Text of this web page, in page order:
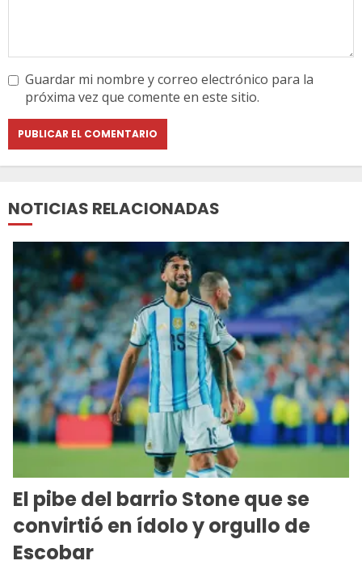
Guardar mi nombre y correo electrónico para la
próxima vez que comente en este sitio.
NOTICIAS RELACIONADAS
El pibe del barrio Stone que se
convirtió en ídolo y orgullo de
Escobar